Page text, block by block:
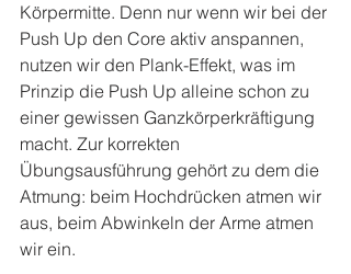
Körpermitte. Denn nur wenn wir bei der
Push Up den Core aktiv anspannen,
nutzen wir den Plank-Effekt, was im
Prinzip die Push Up alleine schon zu
einer gewissen Ganzkörperkräftigung
macht. Zur korrekten
Übungsausführung gehört zu dem die
Atmung: beim Hochdrücken atmen wir
aus, beim Abwinkeln der Arme atmen
wir ein.